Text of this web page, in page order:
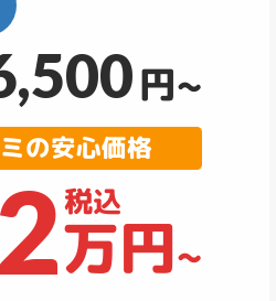
円~
の安心価格
万円~
税込